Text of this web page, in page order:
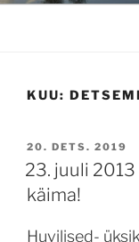
KUU:
POSTED
ON
20. DETS. 2019
23. juuli
käima!
Huvilised-